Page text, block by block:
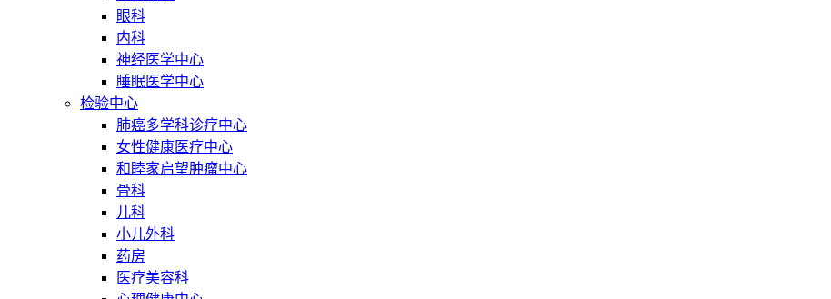
眼科
内科
神经医学中心
睡眠医学中心
检验中心
肺癌多学科诊疗中心
女性健康医疗中心
和睦家启望肿瘤中心
骨科
儿科
小儿外科
药房
医疗美容科